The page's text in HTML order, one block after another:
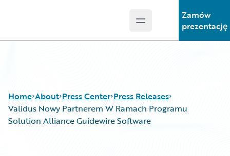
Open main menu
Zamów
prezentację
Home About Press Center Press Releases
Validus Nowy Partnerem W Ramach Programu
Solution Alliance Guidewire Software